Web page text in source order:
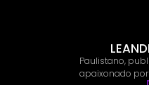
Paulistano,
apaixonado por